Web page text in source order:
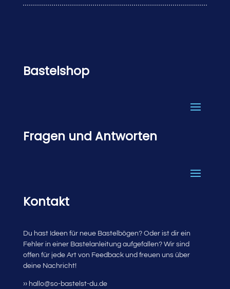
Bastelshop
Fragen und Antworten
Kontakt
Du hast Ideen für neue Bastelbögen? Oder ist dir ein
Fehler in einer Bastelanleitung aufgefallen? Wir sind
offen für jede Art von Feedback und freuen uns über
deine Nachricht!
›› hallo@so-bastelst-du.de